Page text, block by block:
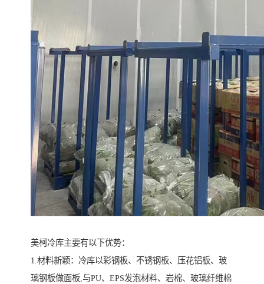
美柯冷库主要有以下优势：
1.材料新颖：冷库以彩钢板、不锈钢板、压花铝板、玻
璃钢板做面板,与PU、EPS发泡材料、岩棉、玻璃纤维棉